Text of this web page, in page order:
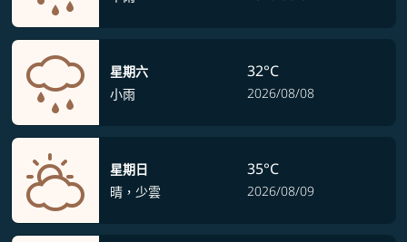
星期六
小雨
32°C
2026/08/08
星期日
晴，少雲
35°C
2026/08/09